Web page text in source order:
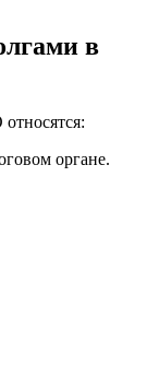
в
органе.